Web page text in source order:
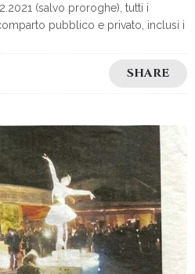
(salvo proroghe), tutti i
pubblico e privato, inclusi i
SHARE